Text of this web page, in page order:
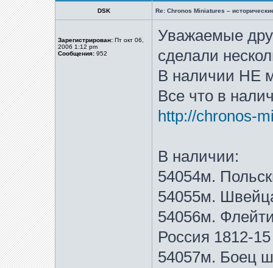
DSK Re: Chronos Miniatures –
Зарегистрирован: Пт окт 06,
2006 1:12 pm
Сообщения: 952
Уважаемые
сделали
В наличии НЕ
Все что в
http://chronos-
В наличии:
54054м.
54055м.
54056м.
Россия 1812-15
54057м. Боец